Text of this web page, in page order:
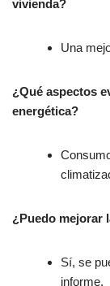
vivienda?
Una
¿Qué aspectos
energética?
¿Puedo mejorar
Sí, se
informe.